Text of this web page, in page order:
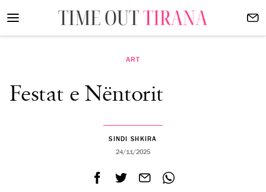
ART
Festat e Nëntorit
SINDI SHKIRA
24/11/2025